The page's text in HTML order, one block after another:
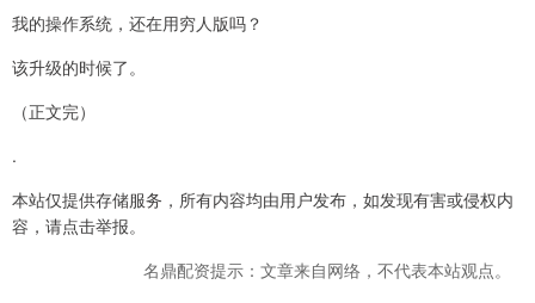
我的操作系统，还在用穷人版吗？
该升级的时候了。
（正文完）
.
本站仅提供存储服务，所有内容均由用户发布，如发现有害或侵权内
容，请点击举报。
名鼎配资提示：文章来自网络，不代表本站观点。